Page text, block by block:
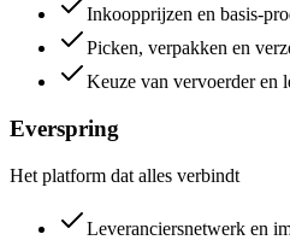
Inkoopprijzen en basis-
Picken, verpakken en
Keuze van vervoerder en
Everspring
Het platform dat alles verbindt
Leveranciersnetwerk en